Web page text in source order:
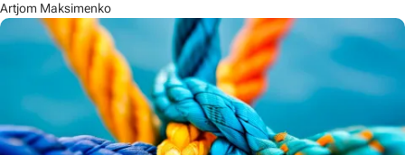
Artjom Maksimenko